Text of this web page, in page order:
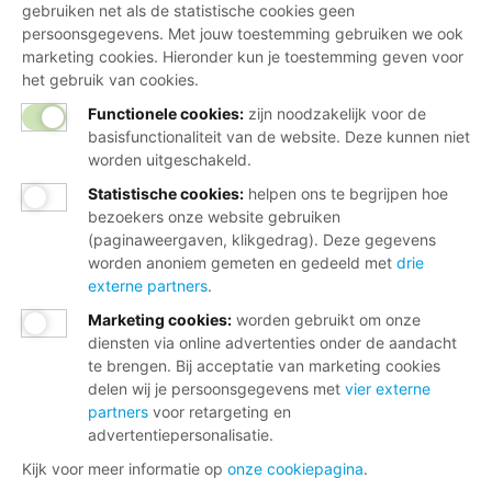
gebruiken net als de statistische cookies geen
persoonsgegevens. Met jouw toestemming gebruiken we ook
marketing cookies. Hieronder kun je toestemming geven voor
het gebruik van cookies.
Functionele cookies: zijn noodzakelijk voor de
basisfunctionaliteit van de website. Deze kunnen niet
worden uitgeschakeld.
Statistische cookies: helpen ons te begrijpen hoe
bezoekers onze website gebruiken
(paginaweergaven, klikgedrag). Deze gegevens
worden anoniem gemeten en gedeeld met drie
externe partners.
Marketing cookies: worden gebruikt om onze
diensten via online advertenties onder de aandacht
te brengen. Bij acceptatie van marketing cookies
delen wij je persoonsgegevens met vier externe
partners voor retargeting en
advertentiepersonalisatie.
Kijk voor meer informatie op onze cookiepagina.